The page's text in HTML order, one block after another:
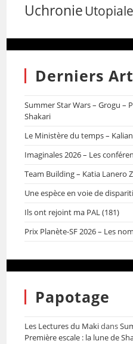
Uchronie
Derniers
Summer Star Wars – Grogu –
Shakari
Le Ministère du temps –
Imaginales 2026 – Les
Team Building – Katia Lanero
Une espèce en voie de
Ils ont rejoint ma PAL (181)
Prix Planète-SF 2026 – Les
Papotage
Les Lectures du Makidans
Première escale : la lune de